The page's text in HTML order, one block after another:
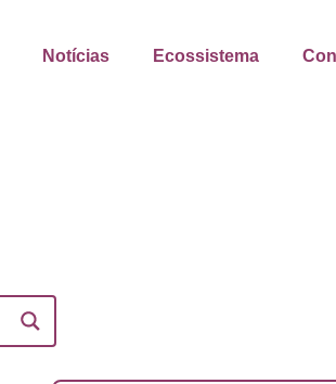
Notícias Ecossistema